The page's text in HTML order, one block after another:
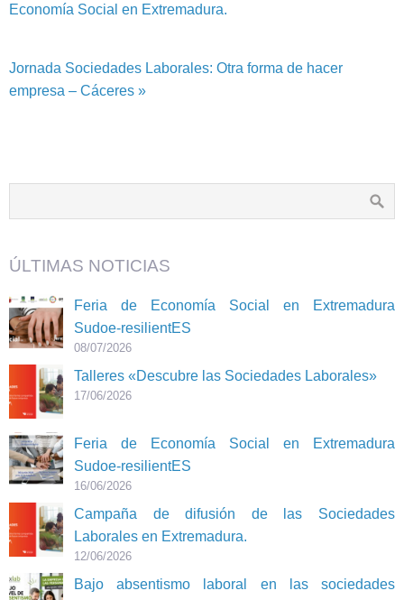
Economía Social en Extremadura.
Jornada Sociedades Laborales: Otra forma de hacer
empresa – Cáceres »
ÚLTIMAS NOTICIAS
Feria de Economía Social en Extremadura
Sudoe-resilientES
08/07/2026
Talleres «Descubre las Sociedades Laborales»
17/06/2026
Feria de Economía Social en Extremadura
Sudoe-resilientES
16/06/2026
Campaña de difusión de las Sociedades
Laborales en Extremadura.
12/06/2026
Bajo absentismo laboral en las sociedades